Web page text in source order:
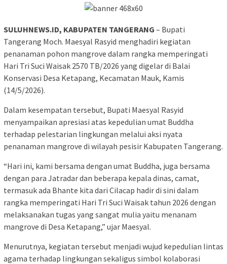
SULUHNEWS.ID, KABUPATEN TANGERANG – Bupati
Tangerang Moch. Maesyal Rasyid menghadiri kegiatan
penanaman pohon mangrove dalam rangka memperingati
Hari Tri Suci Waisak 2570 TB/2026 yang digelar di Balai
Konservasi Desa Ketapang, Kecamatan Mauk, Kamis
(14/5/2026).
Dalam kesempatan tersebut, Bupati Maesyal Rasyid
menyampaikan apresiasi atas kepedulian umat Buddha
terhadap pelestarian lingkungan melalui aksi nyata
penanaman mangrove di wilayah pesisir Kabupaten Tangerang.
“Hari ini, kami bersama dengan umat Buddha, juga bersama
dengan para Jatradar dan beberapa kepala dinas, camat,
termasuk ada Bhante kita dari Cilacap hadir di sini dalam
rangka memperingati Hari Tri Suci Waisak tahun 2026 dengan
melaksanakan tugas yang sangat mulia yaitu menanam
mangrove di Desa Ketapang,” ujar Maesyal.
Menurutnya, kegiatan tersebut menjadi wujud kepedulian lintas
agama terhadap lingkungan sekaligus simbol kolaborasi